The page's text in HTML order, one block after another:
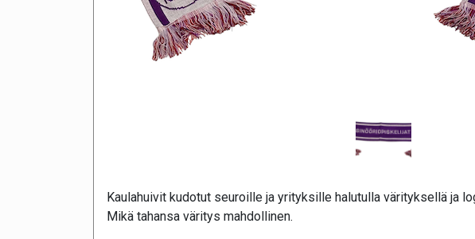
Kaulahuivit kudotut seuroille ja yrityksille halutulla värityksellä ja
Mikä tahansa väritys mahdollinen.